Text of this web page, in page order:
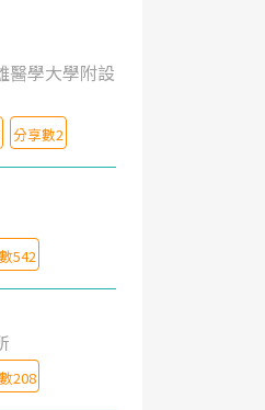
醫學大學附設
分享數2
542
208